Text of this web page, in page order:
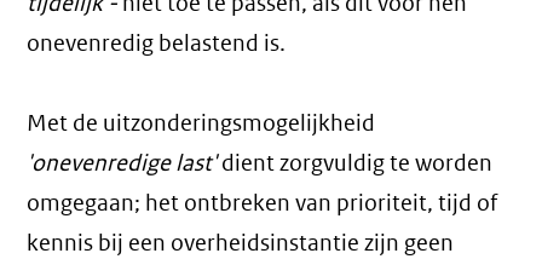
onevenredig belastend is.
Met de uitzonderingsmogelijkheid
'onevenredige last'dient zorgvuldig te worden
omgegaan; het ontbreken van prioriteit, tijd of
kennis bij een overheidsinstantie zijn geen